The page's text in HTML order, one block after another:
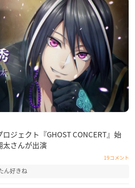
ジェクト『GHOST CONCERT』始
太さんが出演
19コメント
ん好きね